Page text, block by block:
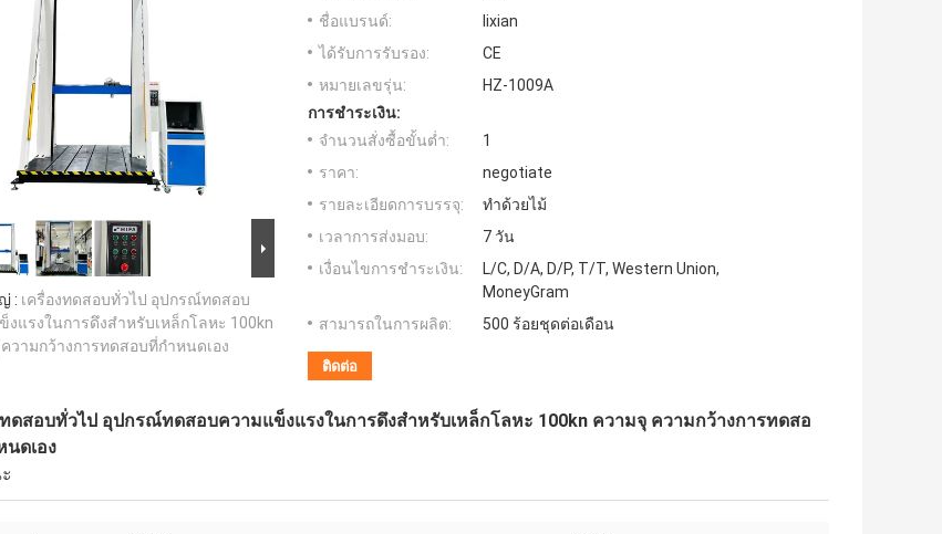
: เครื่องทดสอบทั่วไป อุปกรณ์ทดสอบ
งแรงในการดึงสําหรับเหล็กโลหะ 100kn
วามกว้างการทดสอบที่กําหนดเอง
ชื่อแบรนด์:
lixian
ได้รับการรับรอง:
CE
หมายเลขรุ่น:
HZ-1009A
การชำระเงิน:
จำนวนสั่งซื้อขั้นต่ำ:
1
ราคา:
negotiate
รายละเอียดการบรรจุ:
ทำด้วยไม้
เวลาการส่งมอบ:
7 วัน
เงื่อนไขการชำระเงิน:
L/C, D/A, D/P, T/T, Western Union,
MoneyGram
สามารถในการผลิต:
500 ร้อยชุดต่อเดือน
ติดต่อ
ทดสอบทั่วไป อุปกรณ์ทดสอบความแข็งแรงในการดึงสําหรับเหล็กโลหะ 100kn ความจุ ความกว้างการทดสอ
ดเอง